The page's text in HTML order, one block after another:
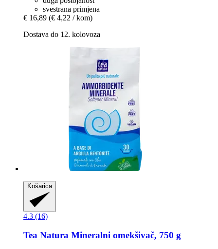
svestrana primjena
€ 16,89 (€ 4,22 / kom)
Dostava do 12. kolovoza
Košarica
4.3 (16)
Tea Natura Mineralni omekšivač, 750 g